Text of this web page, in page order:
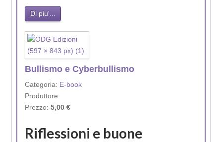
Di piu'...
Bullismo e Cyberbullismo
Categoria: E-book
Produttore:
Prezzo: 5,00 €
Riflessioni e buone